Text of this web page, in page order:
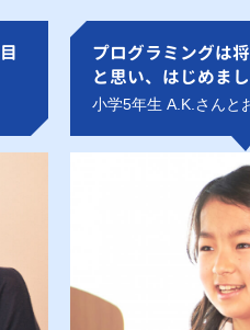
プログラミングは
と思い、はじめまし
小学5年生 A.K.さんと